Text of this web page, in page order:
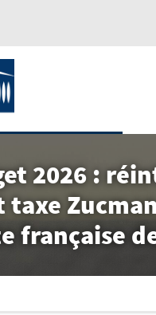
2026 :
française